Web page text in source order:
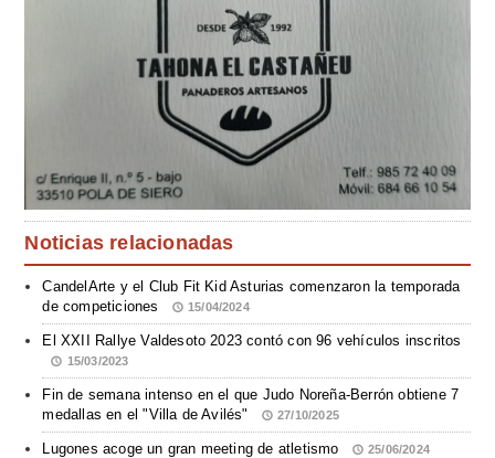
Noticias relacionadas
CandelArte y el Club Fit Kid Asturias comenzaron la temporada
de competiciones
15/04/2024
El XXII Rallye Valdesoto 2023 contó con 96 vehículos inscritos
15/03/2023
Fin de semana intenso en el que Judo Noreña-Berrón obtiene 7
medallas en el "Villa de Avilés"
27/10/2025
Lugones acoge un gran meeting de atletismo 25/06/2024